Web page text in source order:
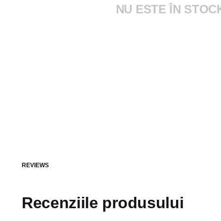
NU ESTE ÎN
REVIEWS
Recenziile produsului